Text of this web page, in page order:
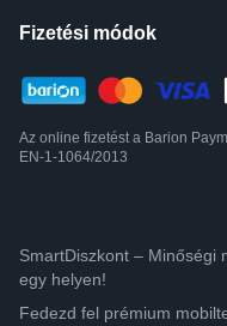
Fizetési módok
Az online fizetést a Barion
EN-1-1064/2013
SmartDiszkont – Minőségi
egy helyen!
Fedezd fel prémium